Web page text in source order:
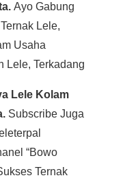
Ayo Gabung
Lele,
Usaha
Lele, Terkadang
Lele Kolam
Subscribe Juga
“bowo
Ternak